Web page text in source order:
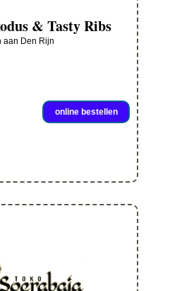
& Tasty Ribs
aan Den Rijn
online bestellen